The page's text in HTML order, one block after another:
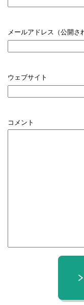
メールアドレス（公開さ
ウェブサイト
コメント